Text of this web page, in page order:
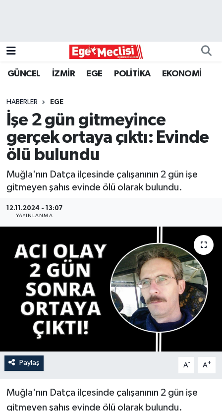
GÜNCEL İZMİR EGE POLİTİKA EKONOMİ
HABERLER EGE
İşe 2 gün gitmeyince
gerçek ortaya çıktı: Evinde
ölü bulundu
Muğla'nın Datça ilçesinde çalışanının 2 gün işe
gitmeyen şahıs evinde ölü olarak bulundu.
12.11.2024 - 13:07
YAYINLANMA
Paylaş A- A+
Muğla'nın Datça ilçesinde çalışanının 2 gün işe
gitmeyen şahıs evinde ölü olarak bulundu.
GÜNCEL
İZMİR
ÖZEL HABER
Programlar
SPOR